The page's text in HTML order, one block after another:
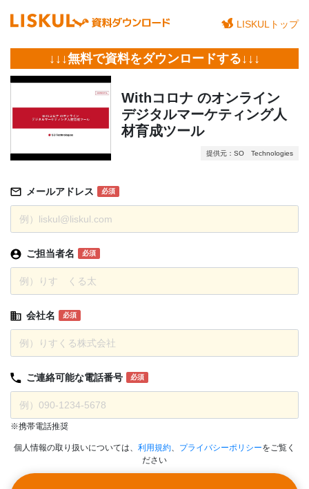
LISKULトップ
↓↓↓無料で資料をダウンロードする↓↓↓
Withコロナ のオンライン
デジタルマーケティング人
材育成ツール
提供元：SO Technologies
メールアドレス 必須
ご担当者名 必須
会社名 必須
ご連絡可能な電話番号 必須
※携帯電話推奨
個人情報の取り扱いについては、 利用規約、 プライバシーポリシーをご覧く
ださい